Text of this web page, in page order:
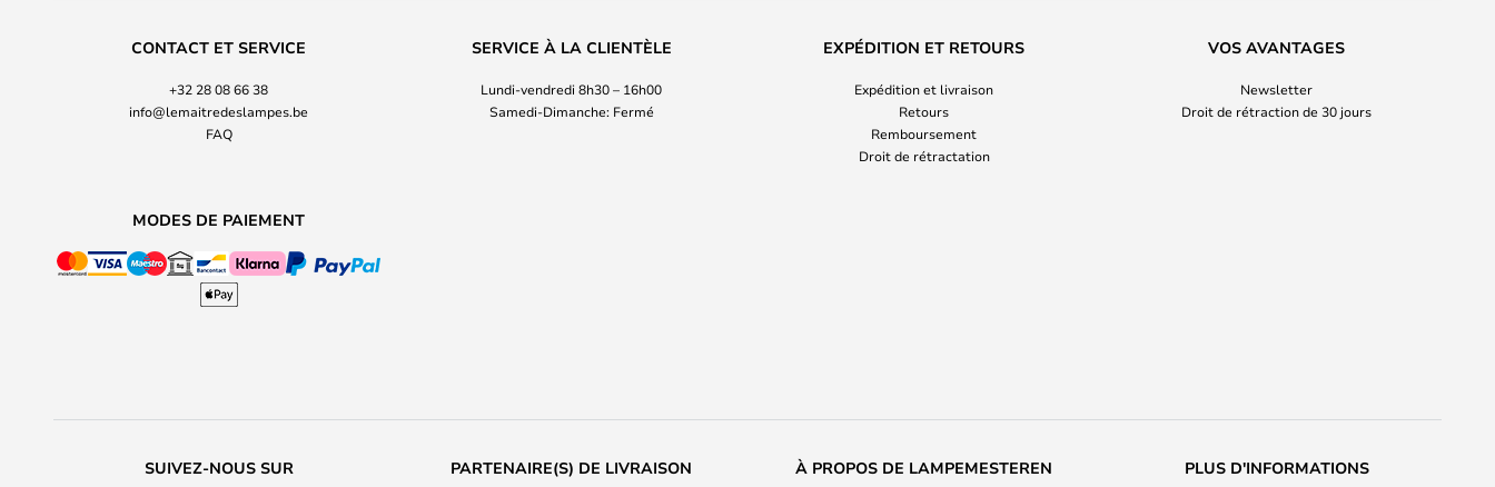
CONTACT ET SERVICE
+32 28 08 66 38
info@lemaitredeslampes.be
FAQ
SERVICE À LA CLIENTÈLE
Lundi-vendredi 8h30 – 16h00
Samedi-Dimanche: Fermé
EXPÉDITION ET RETOURS
Expédition et livraison
Retours
Remboursement
Droit de rétractation
VOS AVANTAGES
Newsletter
Droit de rétraction de 30 jours
MODES DE PAIEMENT
SUIVEZ-NOUS SUR PARTENAIRE(S) DE LIVRAISON À PROPOS DE LAMPEMESTEREN PLUS D'INFORMATIONS